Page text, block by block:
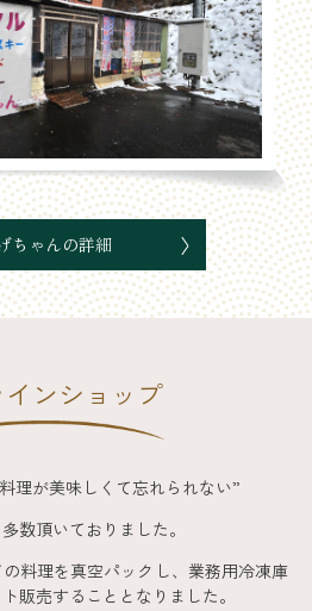
ちゃんの詳細
ンショップ
理が美味しくて忘れられない”
数頂いておりました。
料理を真空パックし、業務用冷凍庫
販売することとなりました。